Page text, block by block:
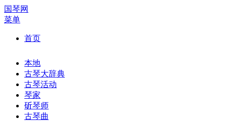
国琴网
菜单
首页
本地
古琴大辞典
古琴活动
琴家
斫琴师
古琴曲